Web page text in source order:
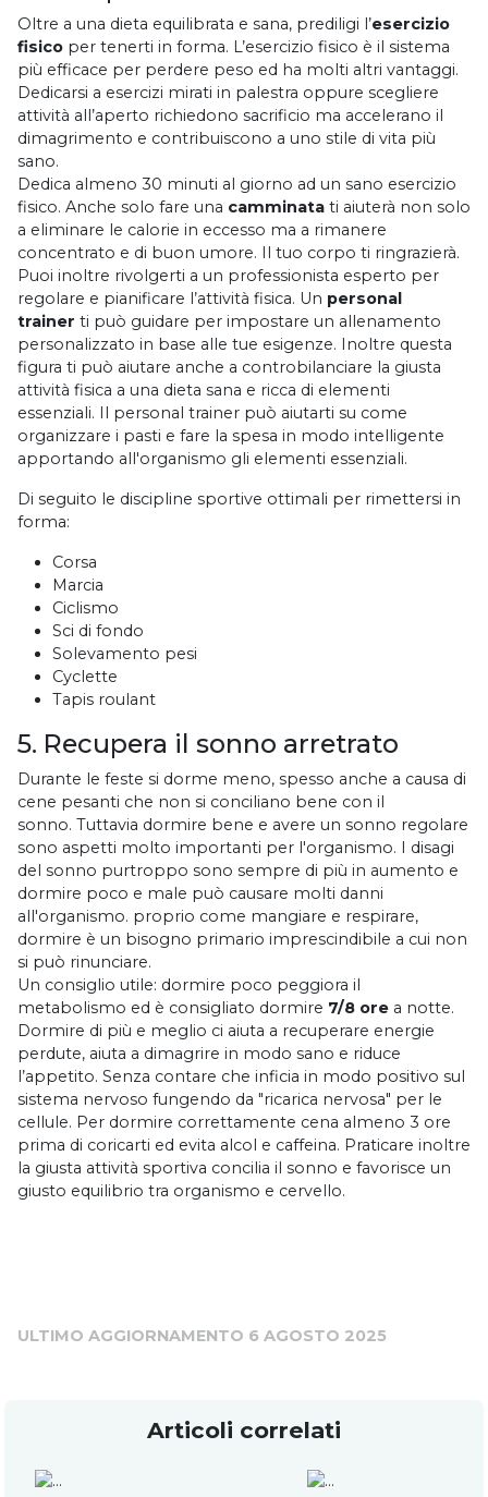
Oltre a una dieta equilibrata e sana, prediligi l’esercizio
fisico per tenerti in forma. L’esercizio fisico è il sistema
più efficace per perdere peso ed ha molti altri vantaggi.
Dedicarsi a esercizi mirati in palestra oppure scegliere
attività all’aperto richiedono sacrificio ma accelerano il
dimagrimento e contribuiscono a uno stile di vita più
sano.
Dedica almeno 30 minuti al giorno ad un sano esercizio
fisico. Anche solo fare una camminata ti aiuterà non solo
a eliminare le calorie in eccesso ma a rimanere
concentrato e di buon umore. Il tuo corpo ti ringrazierà.
Puoi inoltre rivolgerti a un professionista esperto per
regolare e pianificare l’attività fisica. Un personal
trainer ti può guidare per impostare un allenamento
personalizzato in base alle tue esigenze. Inoltre questa
figura ti può aiutare anche a controbilanciare la giusta
attività fisica a una dieta sana e ricca di elementi
essenziali. Il personal trainer può aiutarti su come
organizzare i pasti e fare la spesa in modo intelligente
apportando all'organismo gli elementi essenziali.
Di seguito le discipline sportive ottimali per rimettersi in
forma:
Corsa
Marcia
Ciclismo
Sci di fondo
Solevamento pesi
Cyclette
Tapis roulant
5. Recupera il sonno arretrato
Durante le feste si dorme meno, spesso anche a causa di
cene pesanti che non si conciliano bene con il
sonno. Tuttavia dormire bene e avere un sonno regolare
sono aspetti molto importanti per l'organismo. I disagi
del sonno purtroppo sono sempre di più in aumento e
dormire poco e male può causare molti danni
all'organismo. proprio come mangiare e respirare,
dormire è un bisogno primario imprescindibile a cui non
si può rinunciare.
Un consiglio utile: dormire poco peggiora il
metabolismo ed è consigliato dormire 7/8 ore a notte.
Dormire di più e meglio ci aiuta a recuperare energie
perdute, aiuta a dimagrire in modo sano e riduce
l’appetito. Senza contare che inficia in modo positivo sul
sistema nervoso fungendo da "ricarica nervosa" per le
cellule. Per dormire correttamente cena almeno 3 ore
prima di coricarti ed evita alcol e caffeina. Praticare inoltre
la giusta attività sportiva concilia il sonno e favorisce un
giusto equilibrio tra organismo e cervello.
ULTIMO AGGIORNAMENTO 6 AGOSTO 2025
Articoli correlati